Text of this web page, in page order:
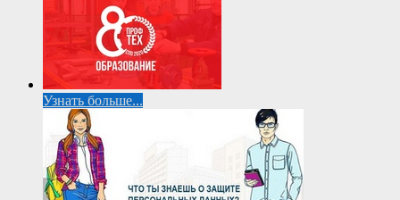
Узнать больше...